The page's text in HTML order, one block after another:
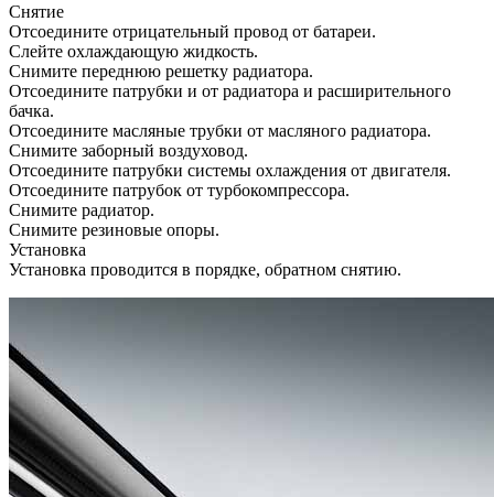
Снятие
Отсоедините отрицательный провод от батареи.
Слейте охлаждающую жидкость.
Снимите переднюю решетку радиатора.
Отсоедините патрубки и от радиатора и расширительного
бачка.
Отсоедините масляные трубки от масляного радиатора.
Снимите заборный воздуховод.
Отсоедините патрубки системы охлаждения от двигателя.
Отсоедините патрубок от турбокомпрессора.
Снимите радиатор.
Снимите резиновые опоры.
Установка
Установка проводится в порядке, обратном снятию.